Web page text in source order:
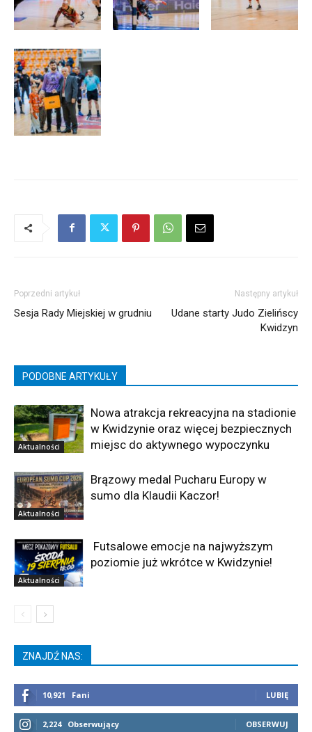
Poprzedni artykuł
Sesja Rady Miejskiej w grudniu
Następny artykuł
Udane starty Judo Zielińscy
Kwidzyn
PODOBNE ARTYKUŁY
Aktualności
Nowa atrakcja rekreacyjna na stadionie
w Kwidzynie oraz więcej bezpiecznych
miejsc do aktywnego wypoczynku
Aktualności
Brązowy medal Pucharu Europy w
sumo dla Klaudii Kaczor!
Aktualności
Futsalowe emocje na najwyższym
poziomie już wkrótce w Kwidzynie!
ZNAJDŹ NAS:
10,921 Fani LUBIĘ
2,224 Obserwujący OBSERWUJ